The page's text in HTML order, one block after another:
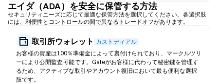
エイダ（ADA）を安全に保管する方法
セキュリティニーズに応じて最適な保管方法を選択してください。各選択肢
には、利便性とコントロールの間で異なるトレードオフがあります。
取引所ウォレット カストディアル
お客様の資産は100％準備金によって裏付けられており、マークルツリ
ーにより公開監査可能です。Gateがお客様に代わって秘密鍵を管理す
るため、アクティブな取引やアカウント復旧において最も便利な選択
肢です。